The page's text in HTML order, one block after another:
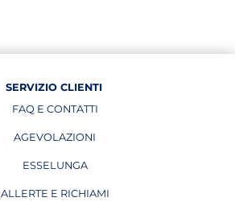
SERVIZIO CLIENTI
FAQ E CONTATTI
AGEVOLAZIONI
ESSELUNGA
APRE IN UNA NUOVA PAGINA
ALLERTE E RICHIAMI
APRE IN UNA NUOVA PAGINA